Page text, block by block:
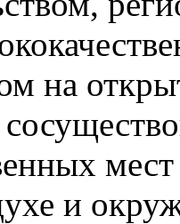
на
и